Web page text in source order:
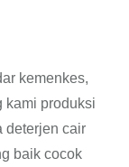
kemenkes,
kami produksi
deterjen cair
baik cocok